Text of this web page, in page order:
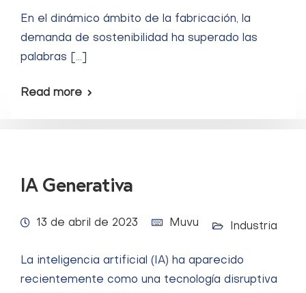
En el dinámico ámbito de la fabricación, la
demanda de sostenibilidad ha superado las
palabras […]
Read more
IA Generativa
13 de abril de 2023 Muvu Industria
La inteligencia artificial (IA) ha aparecido
recientemente como una tecnología disruptiva